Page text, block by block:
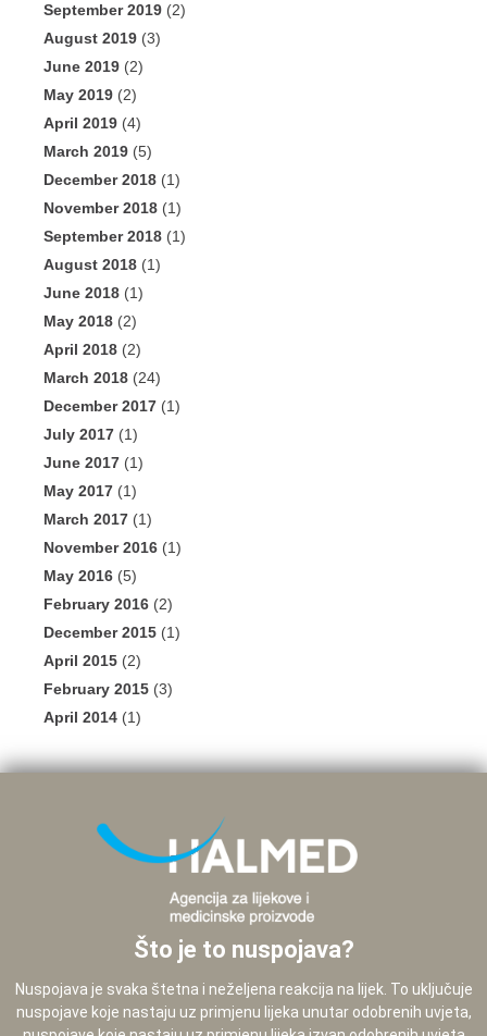
September 2019 (2)
August 2019 (3)
June 2019 (2)
May 2019 (2)
April 2019 (4)
March 2019 (5)
December 2018 (1)
November 2018 (1)
September 2018 (1)
August 2018 (1)
June 2018 (1)
May 2018 (2)
April 2018 (2)
March 2018 (24)
December 2017 (1)
July 2017 (1)
June 2017 (1)
May 2017 (1)
March 2017 (1)
November 2016 (1)
May 2016 (5)
February 2016 (2)
December 2015 (1)
April 2015 (2)
February 2015 (3)
April 2014 (1)
Što je to nuspojava?
Nuspojava je svaka štetna i neželjena reakcija na lijek. To uključuje
nuspojave koje nastaju uz primjenu lijeka unutar odobrenih uvjeta,